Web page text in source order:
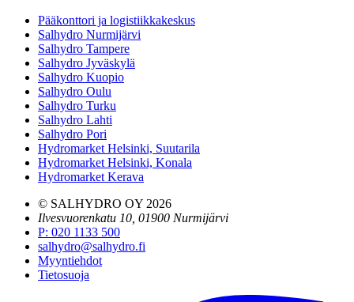
Pääkonttori ja logistiikkakeskus
Salhydro Nurmijärvi
Salhydro Tampere
Salhydro Jyväskylä
Salhydro Kuopio
Salhydro Oulu
Salhydro Turku
Salhydro Lahti
Salhydro Pori
Hydromarket Helsinki, Suutarila
Hydromarket Helsinki, Konala
Hydromarket Kerava
© SALHYDRO OY 2026
Ilvesvuorenkatu 10, 01900 Nurmijärvi
P: 020 1133 500
salhydro@salhydro.fi
Myyntiehdot
Tietosuoja